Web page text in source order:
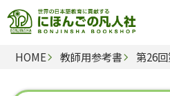
HOME 教師用参考書 第26